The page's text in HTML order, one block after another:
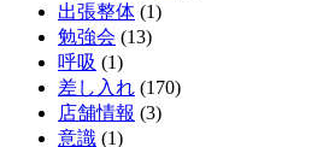
出張整体 (1)
勉強会 (13)
呼吸 (1)
差し入れ (170)
店舗情報 (3)
意識 (1)